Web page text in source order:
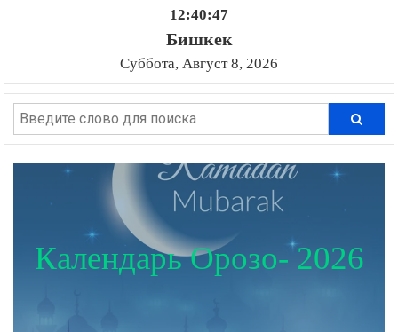
12:40:48
Бишкек
Суббота, Август 8, 2026
Календарь Орозо- 2026